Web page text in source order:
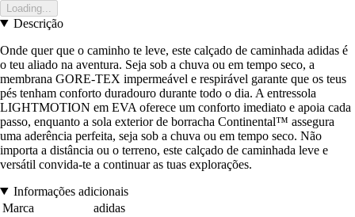
Loading...
Descrição
Onde quer que o caminho te leve, este calçado de caminhada adidas é
o teu aliado na aventura. Seja sob a chuva ou em tempo seco, a
membrana GORE-TEX impermeável e respirável garante que os teus
pés tenham conforto duradouro durante todo o dia. A entressola
LIGHTMOTION em EVA oferece um conforto imediato e apoia cada
passo, enquanto a sola exterior de borracha Continental™ assegura
uma aderência perfeita, seja sob a chuva ou em tempo seco. Não
importa a distância ou o terreno, este calçado de caminhada leve e
versátil convida-te a continuar as tuas explorações.
Informações adicionais
Marca
adidas